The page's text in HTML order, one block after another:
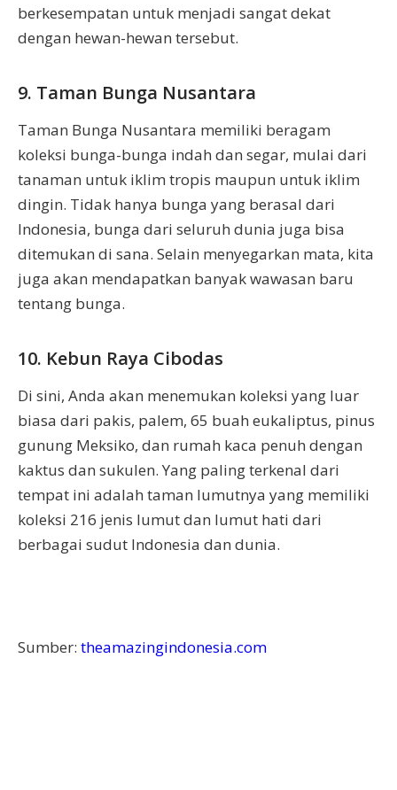
berkesempatan untuk menjadi sangat dekat
dengan hewan-hewan tersebut.
9. Taman Bunga Nusantara
Taman Bunga Nusantara memiliki beragam
koleksi bunga-bunga indah dan segar, mulai dari
tanaman untuk iklim tropis maupun untuk iklim
dingin. Tidak hanya bunga yang berasal dari
Indonesia, bunga dari seluruh dunia juga bisa
ditemukan di sana. Selain menyegarkan mata, kita
juga akan mendapatkan banyak wawasan baru
tentang bunga.
10. Kebun Raya Cibodas
Di sini, Anda akan menemukan koleksi yang luar
biasa dari pakis, palem, 65 buah eukaliptus, pinus
gunung Meksiko, dan rumah kaca penuh dengan
kaktus dan sukulen. Yang paling terkenal dari
tempat ini adalah taman lumutnya yang memiliki
koleksi 216 jenis lumut dan lumut hati dari
berbagai sudut Indonesia dan dunia.
Sumber: theamazingindonesia.com